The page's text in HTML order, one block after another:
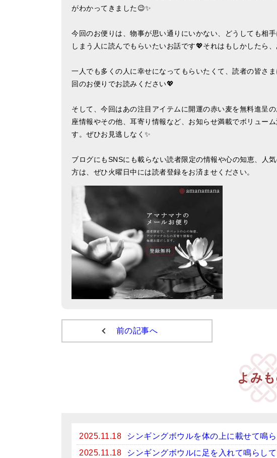
がわかってきました😉✨
今回のお便りは、物事が思い通りにいかない、どうしても相
しまう人に読んでもらいたいお話です💖それはもしかしたら
一人でも多くの人に幸せになってもらいたくて、読者の皆さ
回のお便りでお読みください💖
そして、今回はあの注目アイテムに開運の赤い麦を無料進呈
座情報やその他、耳寄り情報など、お知らせ満載でボリュー
す。ぜひお見逃しなく✨
ブログにもSNSにも載らない読者限定の情報や心の知恵、人
方は、ぜひ火曜日中には読者登録をお済ませください。
前の記事へ
よみ
2025.11.18
シンギングボウルを体の上に載せて鳴
2025.11.18
シンギングボウルに足を入れて鳴らし